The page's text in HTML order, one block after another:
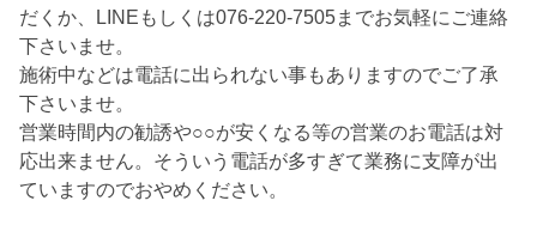
だくか、LINEもしくは076-220-7505までお気軽にご連絡
下さいませ。
施術中などは電話に出られない事もありますのでご了承
下さいませ。
営業時間内の勧誘や○○が安くなる等の営業のお電話は対
応出来ません。そういう電話が多すぎて業務に支障が出
ていますのでおやめください。